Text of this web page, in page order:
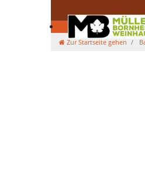
Bag in Box Weine
Zur Startseite gehen